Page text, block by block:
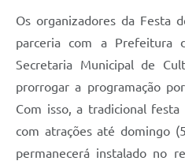
Os organizadores da Festa
parceria com a Prefeitura
Secretaria Municipal de
prorrogar a programação
Com isso, a tradicional
com atrações até domingo
permanecerá instalado no